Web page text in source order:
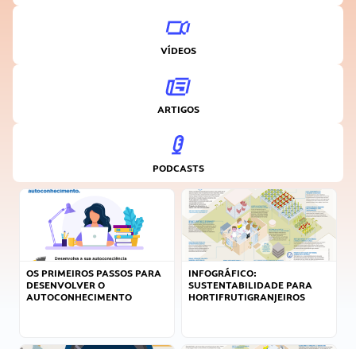
VÍDEOS
ARTIGOS
PODCASTS
OS PRIMEIROS PASSOS PARA
DESENVOLVER O
AUTOCONHECIMENTO
INFOGRÁFICO:
SUSTENTABILIDADE PARA
HORTIFRUTIGRANJEIROS